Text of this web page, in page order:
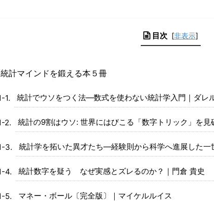
目次 [非表示]
統計マインドを鍛える本５冊
統計でウソをつく法―数式を使わない統計学入門｜ダレ
統計の9割はウソ: 世界にはびこる「数字トリック」を見
統計学を拓いた異才たち―経験則から科学へ進展した一
統計数字を疑う なぜ実感とズレるのか？｜門倉 貴史
マネー・ボール〔完全版〕｜マイケルルイス